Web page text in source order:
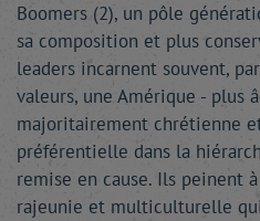
Boomers (2), un pôle
sa composition et plus
leaders incarnent souvent,
valeurs, une Amérique - plus
majoritairement chrétienne
préférentielle dans la
remise en cause. Ils peinent
rajeunie et multiculturelle